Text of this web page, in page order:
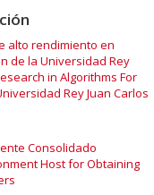
alto rendimiento en
de la Universidad Rey
in Algorithms For
Rey Juan Carlos
Consolidado
Host for Obtaining